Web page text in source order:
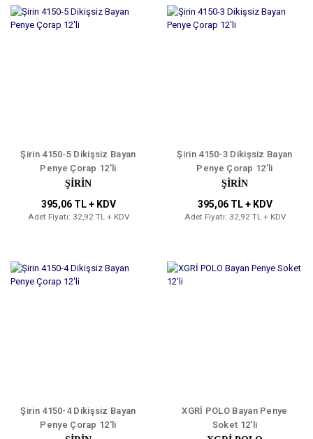
Şirin 4150-5 Dikişsiz Bayan
Penye Çorap 12'li
ŞİRİN
395,06 TL + KDV
Adet Fiyatı: 32,92 TL + KDV
Şirin 4150-3 Dikişsiz Bayan
Penye Çorap 12'li
ŞİRİN
395,06 TL + KDV
Adet Fiyatı: 32,92 TL + KDV
Şirin 4150-4 Dikişsiz Bayan
Penye Çorap 12'li
XGRİ POLO Bayan Penye
Soket 12'li